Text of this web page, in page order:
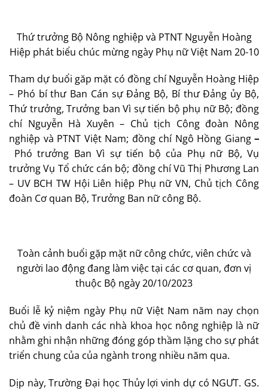
Thứ trưởng Bộ Nông nghiệp và PTNT Nguyễn Hoàng
Hiệp phát biểu chúc mừng ngày Phụ nữ Việt Nam 20-10
Tham dự buổi găp mặt có đồng chí Nguyễn Hoàng Hiệp
– Phó bí thư Ban Cán sự Đảng Bộ, Bí thư Đảng ủy Bộ,
Thứ trưởng, Trưởng ban Vì sự tiến bộ phụ nữ Bộ; đồng
chí Nguyễn Hà Xuyên – Chủ tịch Công đoàn Nông
nghiệp và PTNT Việt Nam; đồng chí Ngô Hồng Giang–
Phó trưởng Ban Vì sự tiến bộ của Phụ nữ Bộ, Vụ
trưởng Vụ Tổ chức cán bộ; đồng chí Vũ Thị Phương Lan
– UV BCH TW Hội Liên hiệp Phụ nữ VN, Chủ tịch Công
đoàn Cơ quan Bộ, Trưởng Ban nữ công Bộ.
Toàn cảnh buổi gặp mặt nữ công chức, viên chức và
người lao động đang làm việc tại các cơ quan, đơn vị
thuộc Bộ ngày 20/10/2023
Buổi lễ kỷ niệm ngày Phụ nữ Việt Nam năm nay chọn
chủ đề vinh danh các nhà khoa học nông nghiệp là nữ
nhằm ghi nhận những đóng góp thầm lặng cho sự phát
triển chung của của ngành trong nhiều năm qua.
Dịp này, Trường Đại học Thủy lợi vinh dự có NGƯT. GS.